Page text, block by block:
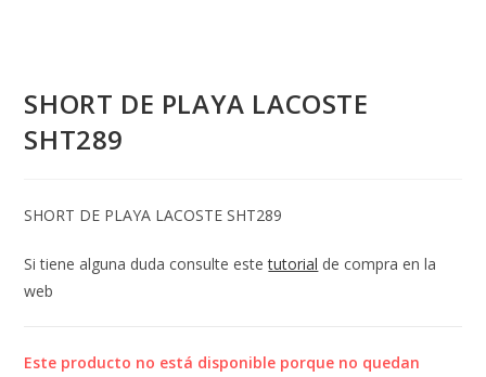
SHORT DE PLAYA LACOSTE
SHT289
SHORT DE PLAYA LACOSTE SHT289
Si tiene alguna duda consulte estetutorial de compra en la
web
Este producto no está disponible porque no quedan